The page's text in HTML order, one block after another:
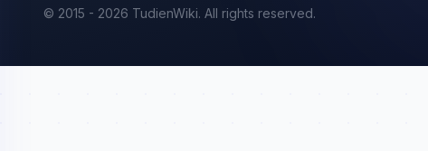
© 2015 - 2026 TudienWiki. All rights reserved.